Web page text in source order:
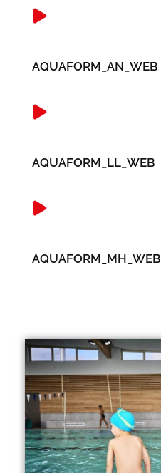
AQUAFORM_AN_WEB
AQUAFORM_LL_WEB
AQUAFORM_MH_WEB